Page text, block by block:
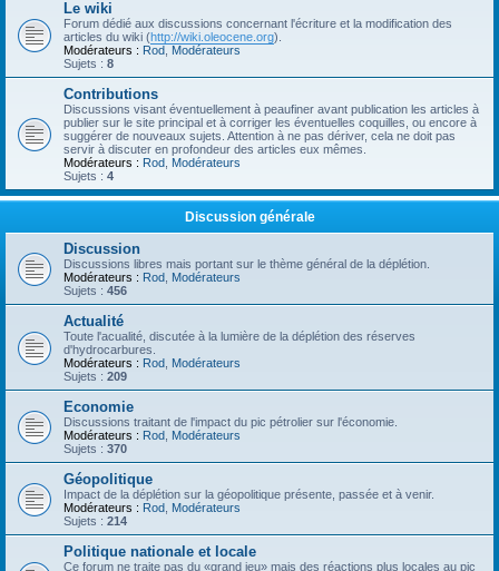
Le wiki
Forum dédié aux discussions concernant l'écriture et la modification des
articles du wiki (http://wiki.oleocene.org).
Modérateurs : Rod Modérateurs
Sujets : 8
Contributions
Discussions visant éventuellement à peaufiner avant publication les articles à
publier sur le site principal et à corriger les éventuelles coquilles, ou encore à
suggérer de nouveaux sujets. Attention à ne pas dériver, cela ne doit pas
servir à discuter en profondeur des articles eux mêmes.
Modérateurs : Rod Modérateurs
Sujets : 4
Discussion générale
Discussion
Discussions libres mais portant sur le thème général de la déplétion.
Modérateurs : Rod Modérateurs
Sujets : 456
Actualité
Toute l'acualité, discutée à la lumière de la déplétion des réserves
d'hydrocarbures.
Modérateurs : Rod Modérateurs
Sujets : 209
Economie
Discussions traitant de l'impact du pic pétrolier sur l'économie.
Modérateurs : Rod Modérateurs
Sujets : 370
Géopolitique
Impact de la déplétion sur la géopolitique présente, passée et à venir.
Modérateurs : Rod Modérateurs
Sujets : 214
Politique nationale et locale
Ce forum ne traite pas du «grand jeu» mais des réactions plus locales au pic